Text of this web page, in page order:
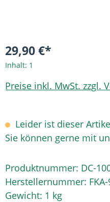
29,90 €*
Inhalt: 1
Preise inkl. MwSt. zzgl.
Leider ist dieser
Sie können gerne mit
Produktnummer: DC-
Herstellernummer:
Gewicht: 1 kg